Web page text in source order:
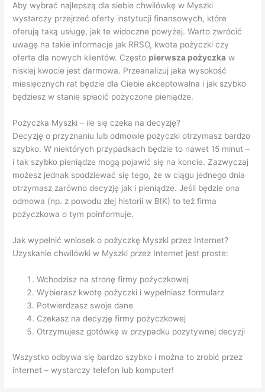
Aby wybrać najlepszą dla siebie chwilówkę w Myszki
wystarczy przejrzeć oferty instytucji finansowych, które
oferują taką usługę, jak te widoczne powyżej. Warto zwrócić
uwagę na takie informacje jak RRSO, kwota pożyczki czy
oferta dla nowych klientów. Często pierwsza pożyczka w
niskiej kwocie jest darmowa. Przeanalizuj jaka wysokość
miesięcznych rat będzie dla Ciebie akceptowalna i jak szybko
będziesz w stanie spłacić pożyczone pieniądze.
Pożyczka Myszki – ile się czeka na decyzję?
Decyzję o przyznaniu lub odmowie pożyczki otrzymasz bardzo
szybko. W niektórych przypadkach będzie to nawet 15 minut –
i tak szybko pieniądze mogą pojawić się na koncie. Zazwyczaj
możesz jednak spodziewać się tego, że w ciągu jednego dnia
otrzymasz zarówno decyzję jak i pieniądze. Jeśli będzie ona
odmowa (np. z powodu złej historii w BIK) to też firma
pożyczkowa o tym poinformuje.
Jak wypełnić wniosek o pożyczkę Myszki przez Internet?
Uzyskanie chwilówki w Myszki przez Internet jest proste:
Wchodzisz na stronę firmy pożyczkowej
Wybierasz kwotę pożyczki i wypełniasz formularz
Potwierdzasz swoje dane
Czekasz na decyzję firmy pożyczkowej
Otrzymujesz gotówkę w przypadku pozytywnej decyzji
Wszystko odbywa się bardzo szybko i można to zrobić przez
internet – wystarczy telefon lub komputer!